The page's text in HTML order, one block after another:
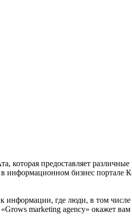
которая предоставляет
информационном бизнес портале
информации, где люди, в том
marketing agency» окажет